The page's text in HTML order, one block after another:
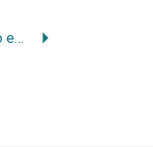
Consentimiento informado en cirugia bucal